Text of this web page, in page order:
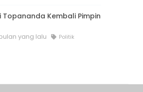
Topananda Kembali Pimpin
yang lalu Politik